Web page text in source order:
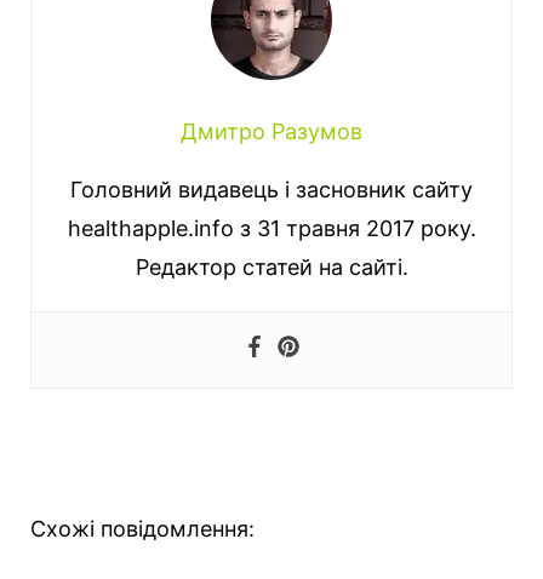
Дмитро Разумов
Головний видавець і засновник сайту
healthapple.info з 31 травня 2017 року.
Редактор статей на сайті.
Схожі повідомлення: